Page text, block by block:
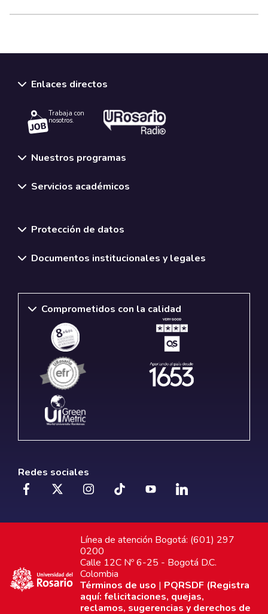
Enlaces directos
Trabaja con
nosotros.
Nuestros programas
Servicios académicos
Protección de datos
Documentos institucionales y legales
Comprometidos con la calidad
Redes sociales
Línea de atención Bogotá: (601) 297
0200
Calle 12C Nº 6-25 - Bogotá D.C.
Colombia
Términos de uso | PQRSDF (Registra
aquí: felicitaciones, quejas,
reclamos, sugerencias y derechos de